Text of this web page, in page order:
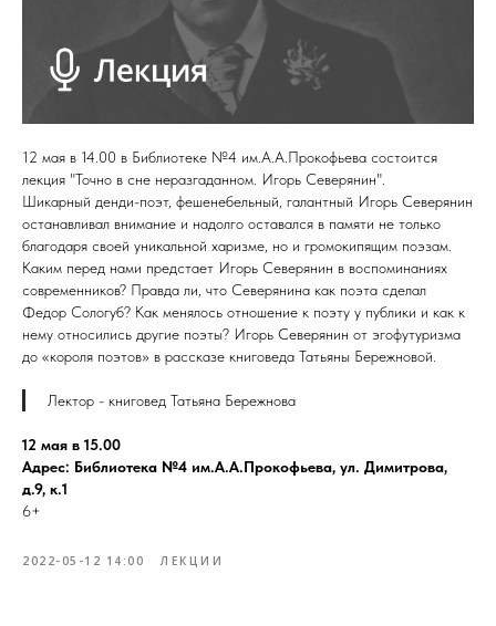
12 мая в 14.00 в Библиотеке №4 им.А.А.Прокофьева состоится
лекция "Точно в сне неразгаданном. Игорь Северянин".
Шикарный денди-поэт, фешенебельный, галантный Игорь Северянин
останавливал внимание и надолго оставался в памяти не только
благодаря своей уникальной харизме, но и громокипящим поэзам.
Каким перед нами предстает Игорь Северянин в воспоминаниях
современников? Правда ли, что Северянина как поэта сделал
Федор Сологуб? Как менялось отношение к поэту у публики и как к
нему относились другие поэты? Игорь Северянин от эгофутуризма
до «короля поэтов» в рассказе книговеда Татьяны Бережновой.
Лектор - книговед Татьяна Бережнова
12 мая в 15.00
Адрес: Библиотека №4 им.А.А.Прокофьева, ул. Димитрова,
д.9, к.1
6+
2022-05-12 14:00 ЛЕКЦИИ